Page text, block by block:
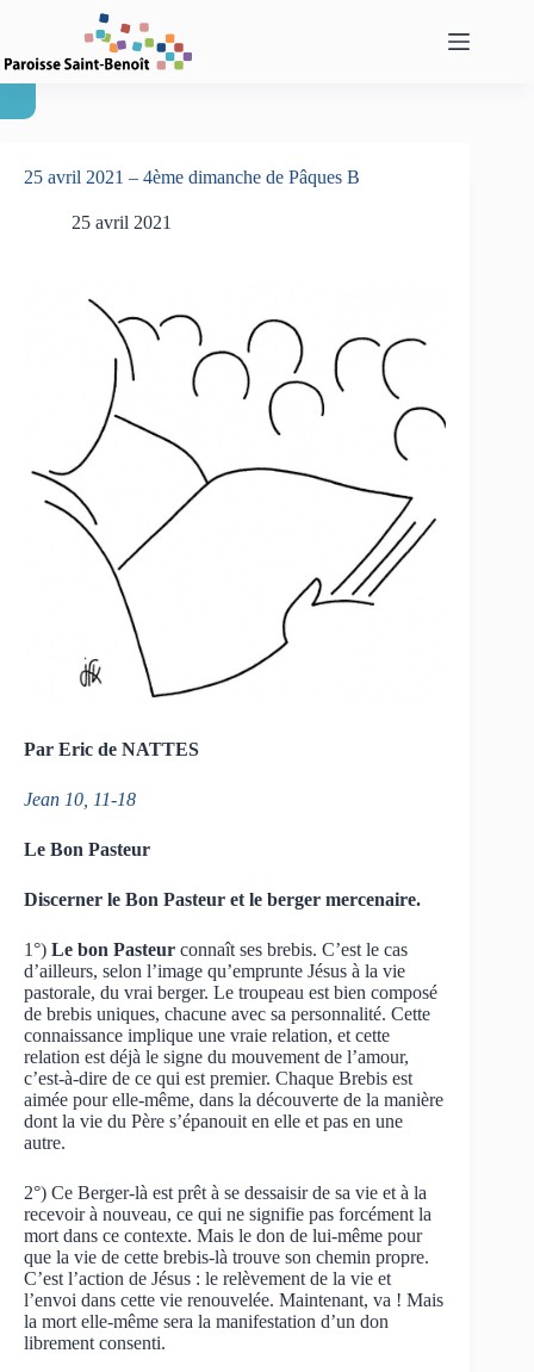
25 avril 2021 – 4ème dimanche de Pâques B
25 avril 2021
Par Eric de NATTES
Jean 10, 11-18
Le Bon Pasteur
Discerner le Bon Pasteur et le berger mercenaire.
1°) Le bon Pasteur connaît ses brebis. C’est le cas
d’ailleurs, selon l’image qu’emprunte Jésus à la vie
pastorale, du vrai berger. Le troupeau est bien composé
de brebis uniques, chacune avec sa personnalité. Cette
connaissance implique une vraie relation, et cette
relation est déjà le signe du mouvement de l’amour,
c’est-à-dire de ce qui est premier. Chaque Brebis est
aimée pour elle-même, dans la découverte de la manière
dont la vie du Père s’épanouit en elle et pas en une
autre.
2°) Ce Berger-là est prêt à se dessaisir de sa vie et à la
recevoir à nouveau, ce qui ne signifie pas forcément la
mort dans ce contexte. Mais le don de lui-même pour
que la vie de cette brebis-là trouve son chemin propre.
C’est l’action de Jésus : le relèvement de la vie et
l’envoi dans cette vie renouvelée. Maintenant, va ! Mais
la mort elle-même sera la manifestation d’un don
librement consenti.